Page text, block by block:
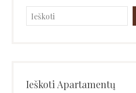
Search
for:
Ieškoti Apartamentų